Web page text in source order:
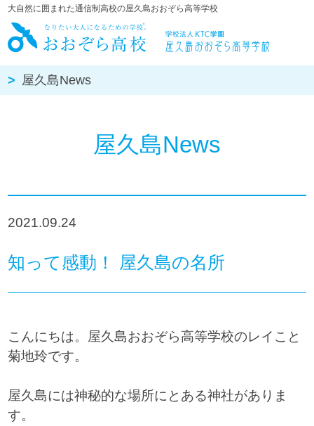
大自然に囲まれた通信制高校の屋久島おおぞら高等学校
屋久島News
屋久島News
2021.09.24
知って感動！ 屋久島の名所
こんにちは。屋久島おおぞら高等学校のレイこと
菊地玲です。
屋久島には神秘的な場所にとある神社がありま
す。